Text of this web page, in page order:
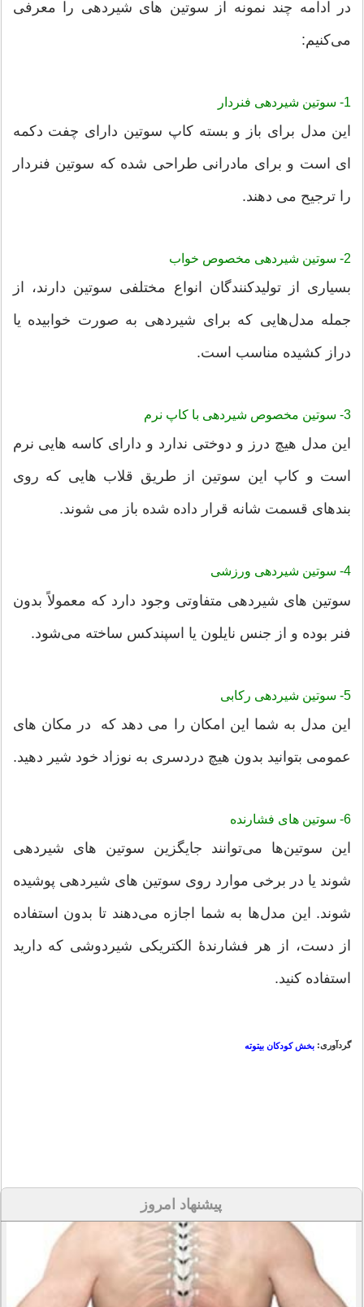
در ادامه چند نمونه از سوتین های شیردهی را معرفی
می‌کنیم:
1- سوتین شیردهی فنردار
این مدل برای باز و بسته کاپ سوتین دارای چفت دکمه
ای است و برای مادرانی طراحی شده که سوتین فنردار
را ترجیح می دهند.
2- سوتین شیردهی مخصوص خواب
بسیاری از تولیدکنندگان انواع مختلفی سوتین دارند، از
جمله مدل‌هایی که برای شیردهی به صورت خوابیده یا
دراز کشیده مناسب‌ است.
3- سوتین مخصوص شیردهی با کاپ نرم
این مدل هیچ درز و دوختی ندارد و دارای کاسه هایی نرم
است و کاپ این سوتین از طریق قلاب هایی که روی
بندهای قسمت شانه قرار داده شده باز می شوند.
4- سوتین شیردهی ورزشی
سوتین های شیردهی متفاوتی وجود دارد که معمولاً بدون
فنر بوده و از جنس نایلون یا اسپندکس ساخته می‌شود.
5- سوتین شیردهی رکابی
این مدل به شما این امکان را می دهد که در مکان های
عمومی بتوانید بدون هیچ دردسری به نوزاد خود شیر دهید.
6- سوتین های فشارنده
این سوتین‌ها می‌توانند جایگزین سوتین های شیردهی
شوند یا در برخی موارد روی سوتین های شیردهی پوشیده
شوند. این مدل‌ها به شما اجازه می‌دهند تا بدون استفاده
از دست، از هر فشارندۀ الکتریکی شیردوشی که دارید
استفاده کنید.
گردآوری: بخش کودکان بیتوته
پیشنهاد امروز